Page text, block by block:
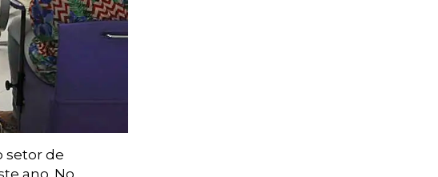
setor de
ano. No